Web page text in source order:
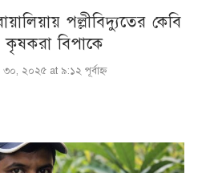
পল্লীবিদ্যুতের কেবি
কৃষকরা বিপাকে
৩০, ২০২৫ at ৯:১২ পূর্বাহ্ণ